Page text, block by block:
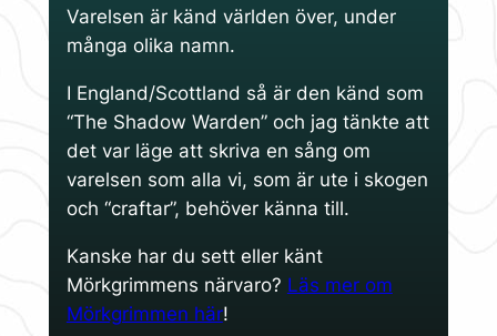
Varelsen är känd världen över, under
många olika namn.
I England/Scottland så är den känd som
“The Shadow Warden” och jag tänkte att
det var läge att skriva en sång om
varelsen som alla vi, som är ute i skogen
och “craftar”, behöver känna till.
Kanske har du sett eller känt
Mörkgrimmens närvaro? Läs mer om
Mörkgrimmen här!